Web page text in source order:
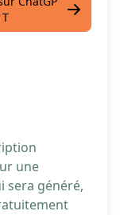
T
une
sera généré,